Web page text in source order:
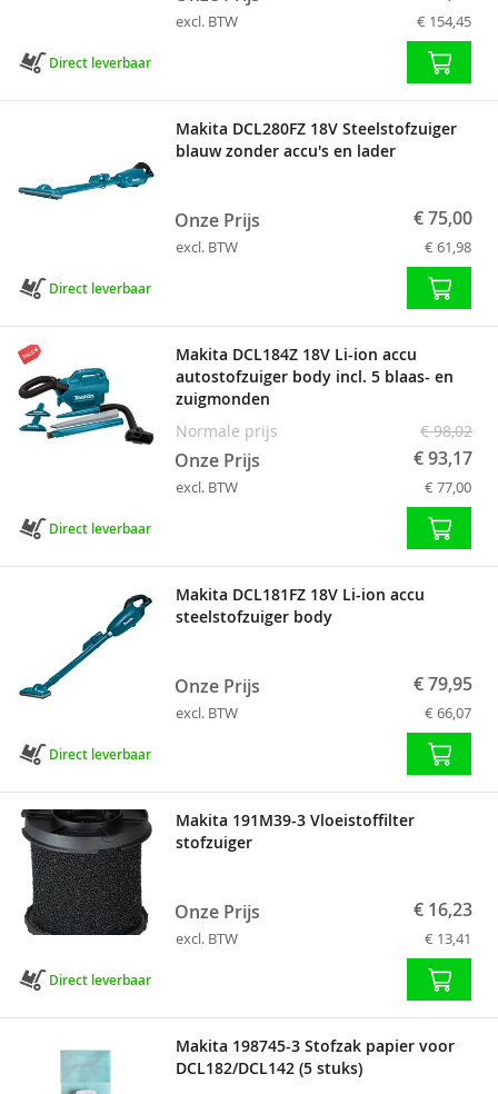
excl. BTW € 154,45
Direct leverbaar
Makita DCL280FZ 18V Steelstofzuiger
blauw zonder accu's en lader
Onze Prijs € 75,00
excl. BTW € 61,98
Direct leverbaar
Makita DCL184Z 18V Li-ion accu
autostofzuiger body incl. 5 blaas- en
zuigmonden
Normale prijs
€ 98,02
Onze Prijs € 93,17
excl. BTW € 77,00
Direct leverbaar
Makita DCL181FZ 18V Li-ion accu
steelstofzuiger body
Onze Prijs € 79,95
excl. BTW € 66,07
Direct leverbaar
Makita 191M39-3 Vloeistoffilter
stofzuiger
Onze Prijs € 16,23
excl. BTW € 13,41
Direct leverbaar
Makita 198745-3 Stofzak papier voor
DCL182/DCL142 (5 stuks)